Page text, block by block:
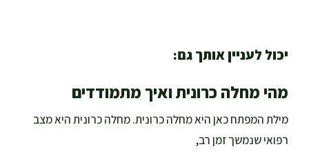
יכול לעניין אותך גם:
מהי מחלה כרונית ואיך מתמודדים
מילת המפתח כאן היא מחלה כרונית. מחלה כרונית היא מצב
רפואי שנמשך זמן רב,